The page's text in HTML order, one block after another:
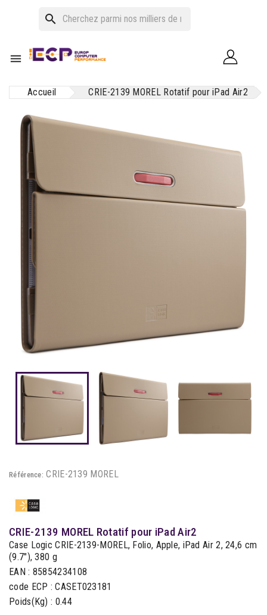
search

Accueil CRIE-2139 MOREL Rotatif pour iPad Air2
Référence: CRIE-2139 MOREL
CRIE-2139 MOREL Rotatif pour iPad Air2
Case Logic CRIE-2139-MOREL, Folio, Apple, iPad Air 2, 24,6 cm
(9.7"), 380 g
EAN : 85854234108
code ECP : CASET023181
Poids(Kg) : 0.44